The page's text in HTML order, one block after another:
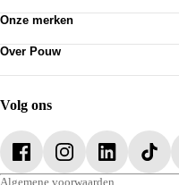
Bedrijfswagens
Nieuws
Werkplaatsafspraak maken
Onze merken
Audi
CUPRA
Over Pouw
Vacatures
Volg ons
Algemene voorwaarden